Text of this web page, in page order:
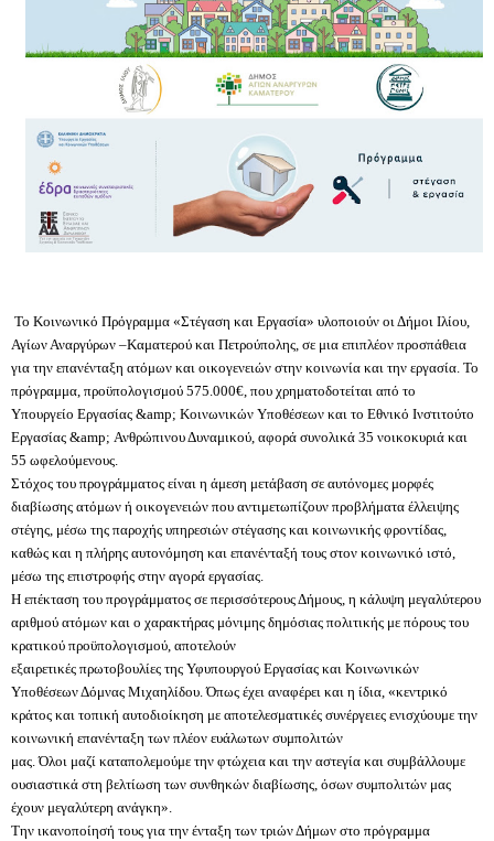
Το Κοινωνικό Πρόγραμμα «Στέγαση και Εργασία» υλοποιούν οι Δήμοι Ιλίου,
Αγίων Αναργύρων –Καματερού και Πετρούπολης, σε μια επιπλέον προσπάθεια
για την επανένταξη ατόμων και οικογενειών στην κοινωνία και την εργασία. Το
πρόγραμμα, προϋπολογισμού 575.000€, που χρηματοδοτείται από το
Υπουργείο Εργασίας &amp; Κοινωνικών Υποθέσεων και το Εθνικό Ινστιτούτο
Εργασίας &amp; Ανθρώπινου Δυναμικού, αφορά συνολικά 35 νοικοκυριά και
55 ωφελούμενους.
Στόχος του προγράμματος είναι η άμεση μετάβαση σε αυτόνομες μορφές
διαβίωσης ατόμων ή οικογενειών που αντιμετωπίζουν προβλήματα έλλειψης
στέγης, μέσω της παροχής υπηρεσιών στέγασης και κοινωνικής φροντίδας,
καθώς και η πλήρης αυτονόμηση και επανένταξή τους στον κοινωνικό ιστό,
μέσω της επιστροφής στην αγορά εργασίας.
Η επέκταση του προγράμματος σε περισσότερους Δήμους, η κάλυψη μεγαλύτερου
αριθμού ατόμων και ο χαρακτήρας μόνιμης δημόσιας πολιτικής με πόρους του
κρατικού προϋπολογισμού, αποτελούν
εξαιρετικές πρωτοβουλίες της Υφυπουργού Εργασίας και Κοινωνικών
Υποθέσεων Δόμνας Μιχαηλίδου. Όπως έχει αναφέρει και η ίδια, «κεντρικό
κράτος και τοπική αυτοδιοίκηση με αποτελεσματικές συνέργειες ενισχύουμε την
κοινωνική επανένταξη των πλέον ευάλωτων συμπολιτών
μας. Όλοι μαζί καταπολεμούμε την φτώχεια και την αστεγία και συμβάλλουμε
ουσιαστικά στη βελτίωση των συνθηκών διαβίωσης, όσων συμπολιτών μας
έχουν μεγαλύτερη ανάγκη».
Την ικανοποίησή τους για την ένταξη των τριών Δήμων στο πρόγραμμα